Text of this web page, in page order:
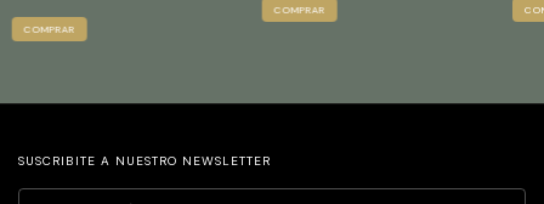
COMPRAR
COMPRAR
SUSCRIBITE A NUESTRO NEWSLETTER